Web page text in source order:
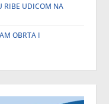
RIBE UDICOM NA
OBRTA I